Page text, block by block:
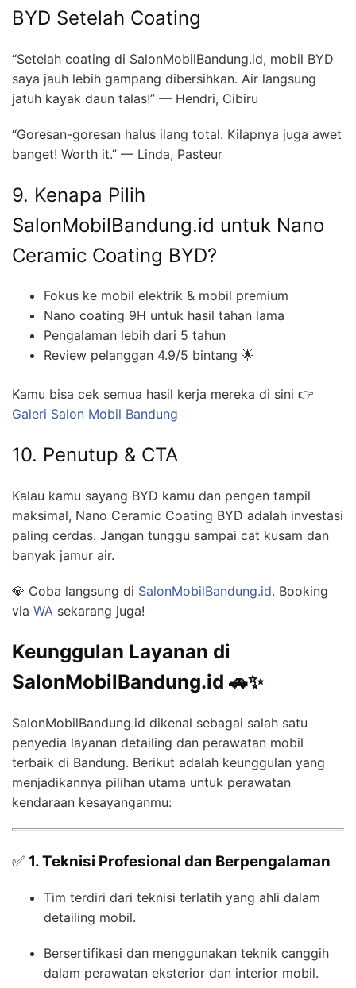
BYD Setelah Coating
“Setelah coating di SalonMobilBandung.id, mobil BYD
saya jauh lebih gampang dibersihkan. Air langsung
jatuh kayak daun talas!” — Hendri, Cibiru
“Goresan-goresan halus ilang total. Kilapnya juga awet
banget! Worth it.” — Linda, Pasteur
9. Kenapa Pilih
SalonMobilBandung.id untuk Nano
Ceramic Coating BYD?
Fokus ke mobil elektrik & mobil premium
Nano coating 9H untuk hasil tahan lama
Pengalaman lebih dari 5 tahun
Review pelanggan 4.9/5 bintang 🌟
Kamu bisa cek semua hasil kerja mereka di sini 👉
Galeri Salon Mobil Bandung
10. Penutup & CTA
Kalau kamu sayang BYD kamu dan pengen tampil
maksimal, Nano Ceramic Coating BYD adalah investasi
paling cerdas. Jangan tunggu sampai cat kusam dan
banyak jamur air.
💎 Coba langsung di SalonMobilBandung.id. Booking
via WA sekarang juga!
Keunggulan Layanan di
SalonMobilBandung.id 🚗✨
SalonMobilBandung.id dikenal sebagai salah satu
penyedia layanan detailing dan perawatan mobil
terbaik di Bandung. Berikut adalah keunggulan yang
menjadikannya pilihan utama untuk perawatan
kendaraan kesayanganmu:
✅ 1. Teknisi Profesional dan Berpengalaman
Tim terdiri dari teknisi terlatih yang ahli dalam
detailing mobil.
Bersertifikasi dan menggunakan teknik canggih
dalam perawatan eksterior dan interior mobil.